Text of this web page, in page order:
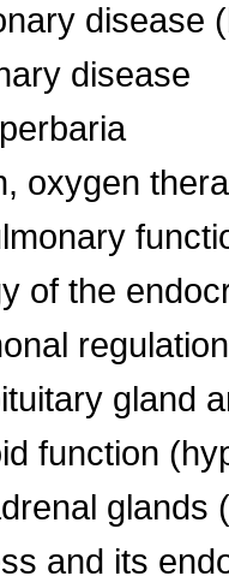
disease
disease
oxygen
of the
regulation
gland
function
and its